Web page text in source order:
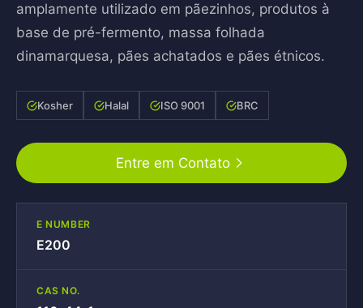
amplamente utilizado em pãezinhos, produtos à
base de pré-fermento, massa folhada
dinamarquesa, pães achatados e pães étnicos.
Kosher Halal ISO 9001 BRC
Entre em Contato
E NUMBER
E200
CAS NO.